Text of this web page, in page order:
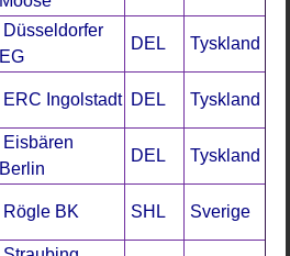
Düsseldorfer
EG
DEL Tyskland
ERC Ingolstadt DEL Tyskland
Eisbären
Berlin
DEL Tyskland
Rögle BK SHL Sverige